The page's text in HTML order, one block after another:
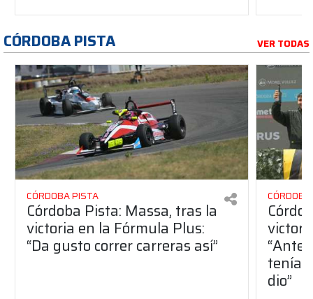
CÓRDOBA PISTA VER TODAS
CÓRDOBA PISTA
Córdoba Pista: Massa, tras la
victoria en la Fórmula Plus:
“Da gusto correr carreras así”
dio”